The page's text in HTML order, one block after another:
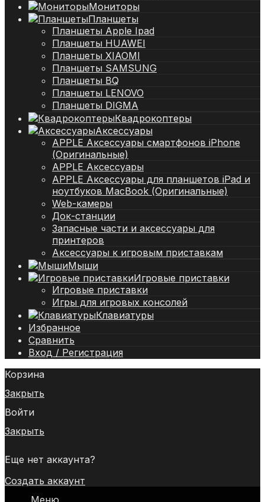
Мониторы
Планшеты
Планшеты Apple Ipad
Планшеты HUAWEI
Планшеты XIAOMI
Планшеты SAMSUNG
Планшеты BQ
Планшеты LENOVO
Планшеты DIGMA
Квадрокоптеры
Аксессуары
APPLE Аксессуары смартфонов iPhone
(Оригинальные)
APPLE Аксессуары
APPLE Аксессуары для планшетов iPad и
ноутбуков MacBook (Оригинальные)
Web-камеры
Док-станции
Запасные части и аксессуары для
принтеров
Аксессуары к игровым приставкам
Мыши
Игровые приставки
Игровые приставки
Игры для игровых консолей
Клавиатуры
Избранное
Сравнить
Вход / Регистрация
Корзина
Закрыть
Войти
Закрыть
Еще нет аккаунта?
Создать аккаунт